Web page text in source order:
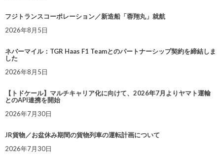
フジトランスコーポレーション／新造船「蓉翔丸」就航
2026年8月5日
ネバーマイル：TGR Haas F1 Teamとのパートナーシップ契約を締結しま
した
2026年8月5日
【トドケール】マルチキャリア化に向けて、2026年7月よりヤマト運輸
とのAPI連携を開始
2026年7月30日
JR貨物／お盆休み期間の貨物列車の運転計画について
2026年7月30日